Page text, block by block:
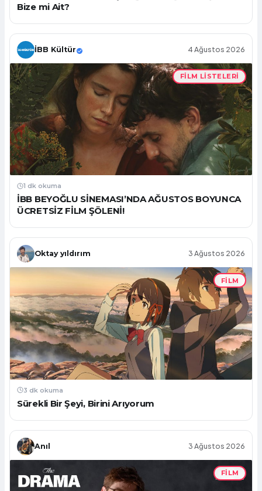
Bize mi Ait?
İBB Kültür 4 Ağustos 2026
FILM LISTELERI
1 dk okuma
İBB BEYOĞLU SİNEMASI’NDA AĞUSTOS BOYUNCA
ÜCRETSİZ FİLM ŞÖLENİ!
Oktay yıldırım 3 Ağustos 2026
FILM
3 dk okuma
Sürekli Bir Şeyi, Birini Arıyorum
Anıl 3 Ağustos 2026
FILM